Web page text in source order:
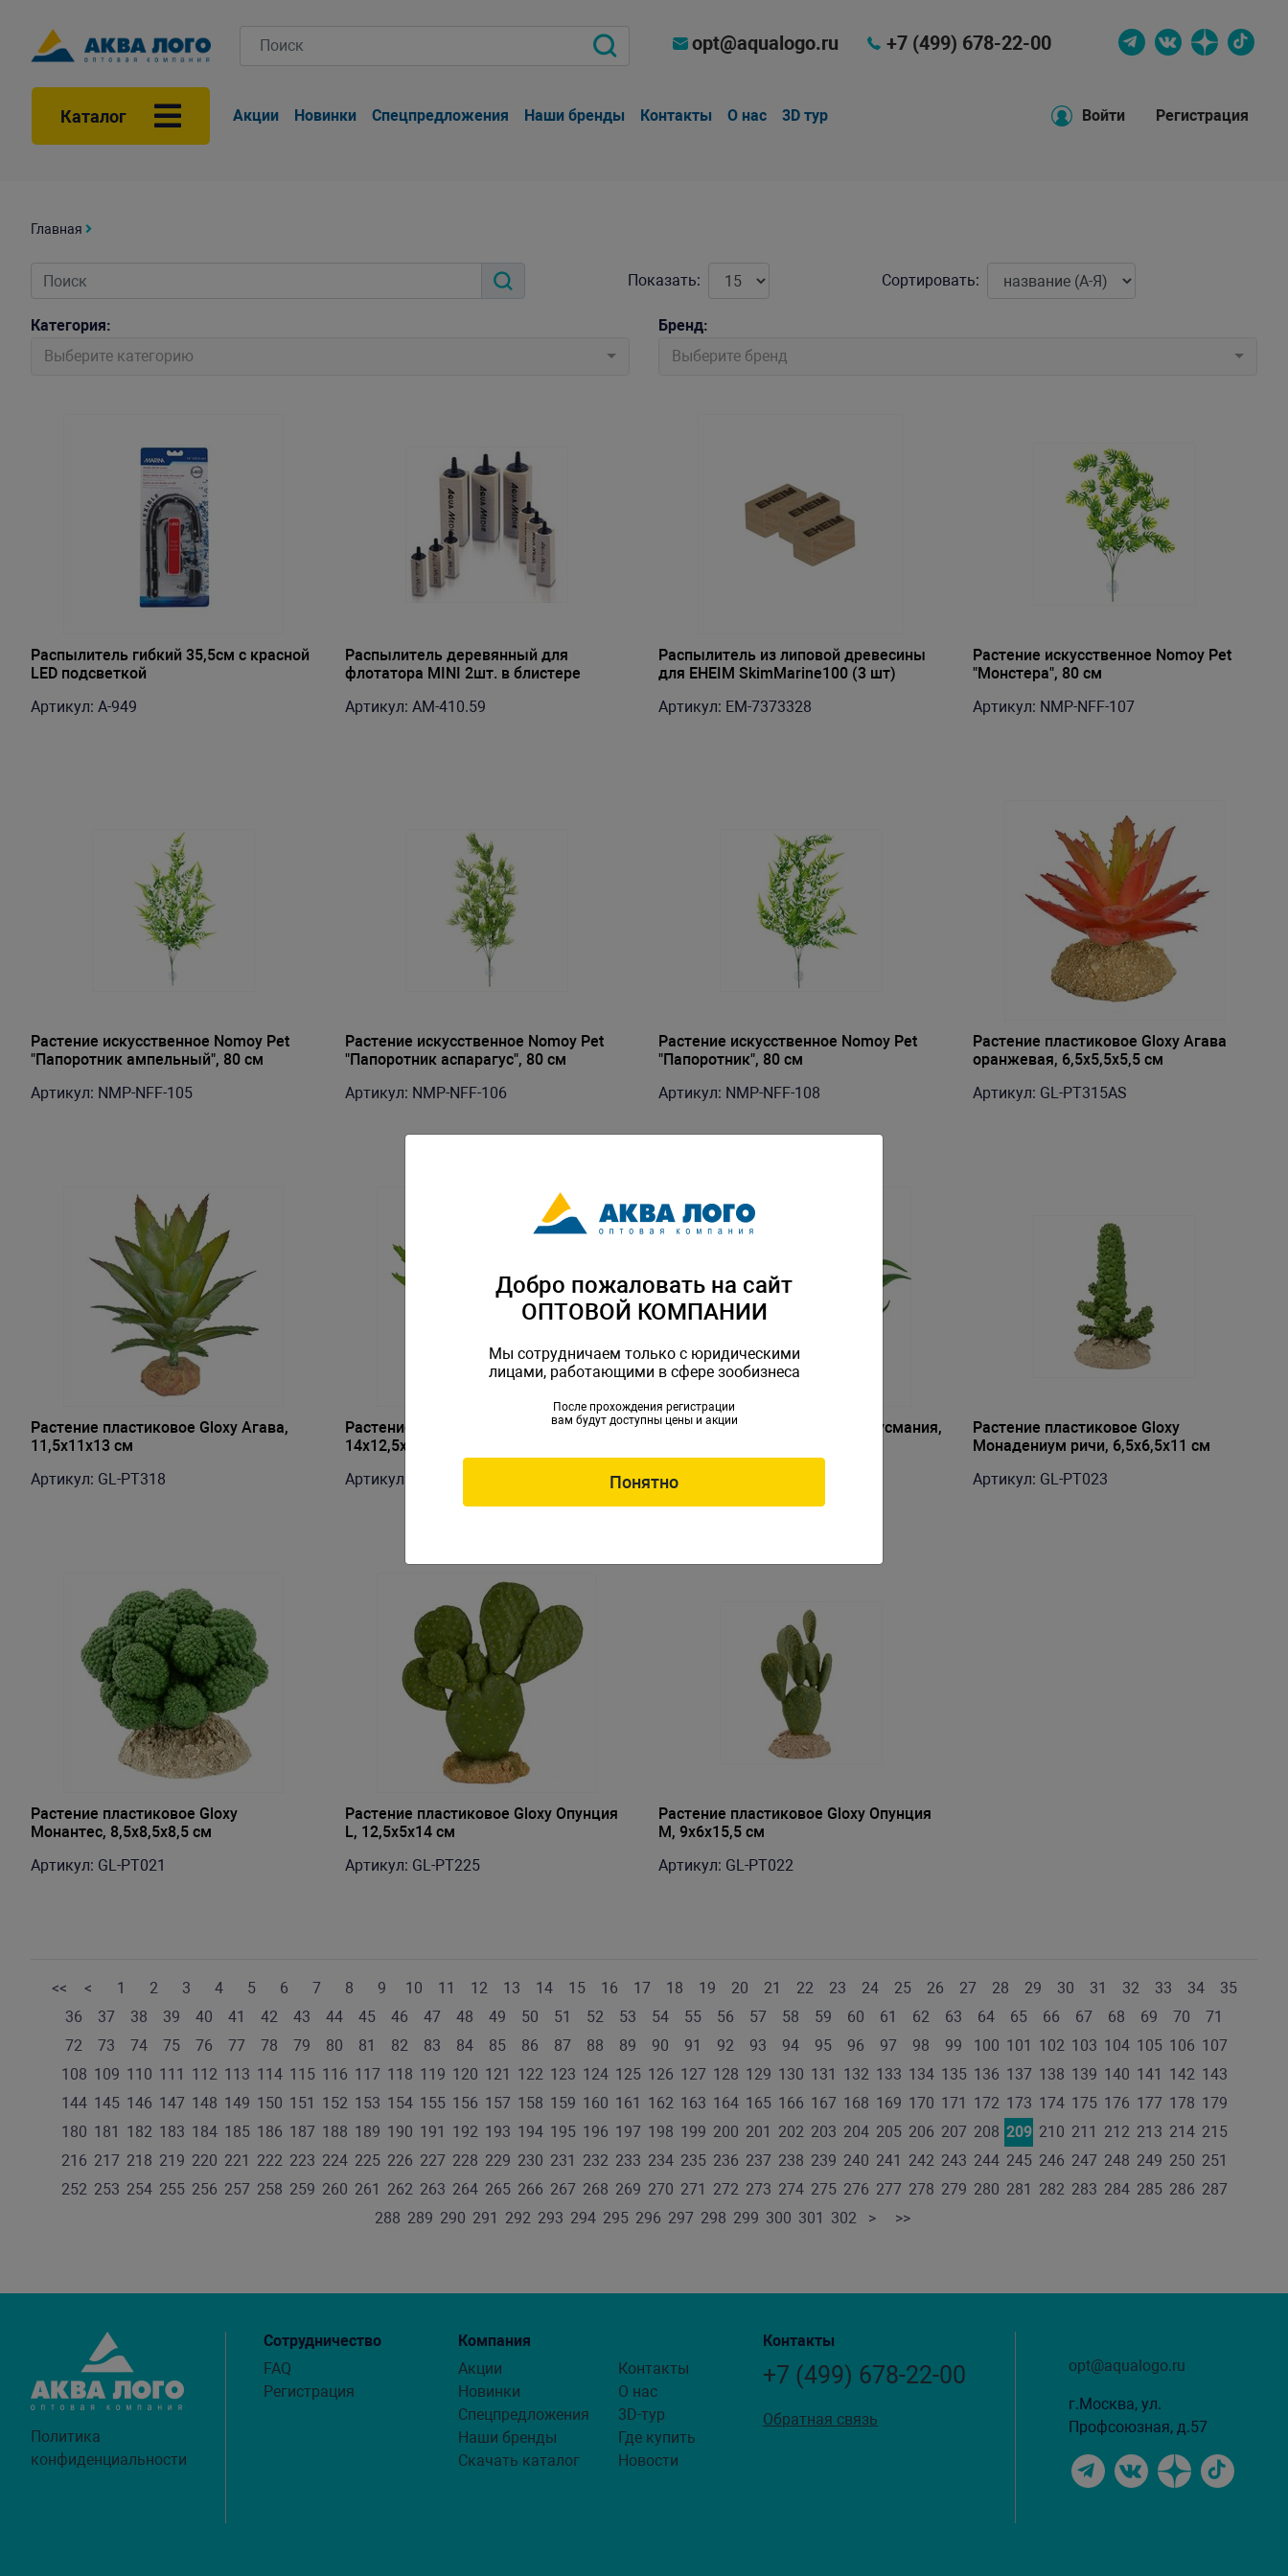
opt@aqualogo.ru +7 (499) 678-22-00
Каталог Акции Новинки Спецпредложения Наши бренды Контакты О нас 3D тур Войти Регистрация
Главная
Показать: Сортировать:
Категория:
Выберите категорию
Бренд:
Выберите бренд
Распылитель гибкий 35,5см с красной
LED подсветкой
Артикул: A-949
Распылитель деревянный для
флотатора MINI 2шт. в блистере
Артикул: AM-410.59
Распылитель из липовой древесины
для EHEIM SkimMarine100 (3 шт)
Артикул: EM-7373328
Растение искусственное Nomoy Pet
"Монстера", 80 см
Артикул: NMP-NFF-107
Растение искусственное Nomoy Pet
"Папоротник ампельный", 80 см
Артикул: NMP-NFF-105
Растение искусственное Nomoy Pet
"Папоротник аспарагус", 80 см
Артикул: NMP-NFF-106
Растение искусственное Nomoy Pet
"Папоротник", 80 см
Артикул: NMP-NFF-108
Растение пластиковое Gloxy Агава
оранжевая, 6,5х5,5х5,5 см
Артикул: GL-PT315AS
Растение пластиковое Gloxy Агава,
11,5х11х13 см
Артикул: GL-PT318
Растение пластиковое Gloxy Алоэ,
14х12,5х12 см
Артикул: GL-PT320
Растение пластиковое Gloxy Гусмания,
Артикул: GL-PT314
Растение пластиковое Gloxy
Монадениум ричи, 6,5х6,5х11 см
Артикул: GL-PT023
Растение пластиковое Gloxy
Монантес, 8,5х8,5х8,5 см
Артикул: GL-PT021
Растение пластиковое Gloxy Опунция
L, 12,5х5х14 см
Артикул: GL-PT225
Растение пластиковое Gloxy Опунция
M, 9х6х15,5 см
Артикул: GL-PT022
<< < 1 2 3 4 5 6 7 8 9 10 11 12 13 14 15 16 17 18 19 20 21 22 23 24 25 26 27 28 29 30 31 32 33 34
35
36
37 38 39 40 41 42 43 44 45 46 47 48 49 50 51 52 53 54 55 56 57 58 59 60 61 62 63 64 65 66 67 68 69 70
71
72
73 74 75 76 77 78 79 80 81 82 83 84 85 86 87 88 89 90 91 92 93 94 95 96 97 98 99 100 101 102 103 104 105 106 107
108 109 110 111 112 113 114 115 116 117 118 119 120 121 122 123 124 125 126 127 128 129 130 131 132 133 134 135 136 137 138 139 140 141 142 143
144 145 146 147 148 149 150 151 152 153 154 155 156 157 158 159 160 161 162 163 164 165 166 167 168 169 170 171 172 173 174 175 176 177 178 179
180 181 182 183 184 185 186 187 188 189 190 191 192 193 194 195 196 197 198 199 200 201 202 203 204 205 206 207 208 209 210 211 212 213 214 215
216 217 218 219 220 221 222 223 224 225 226 227 228 229 230 231 232 233 234 235 236 237 238 239 240 241 242 243 244 245 246 247 248 249 250 251
252 253 254 255 256 257 258 259 260 261 262 263 264 265 266 267 268 269 270 271 272 273 274 275 276 277 278 279 280 281 282 283 284 285 286 287
288 289 290 291 292 293 294 295 296 297 298 299 300 301 302 > >>
Политика
конфиденциальности
Сотрудничество
FAQ
Регистрация
Компания
Акции
Новинки
Спецпредложения
Наши бренды
Скачать каталог
Контакты
О нас
3D-тур
Где купить
Новости
Контакты
+7 (499) 678-22-00
Обратная связь
opt@aqualogo.ru
г.Москва, ул.
Профсоюзная, д.57
Добро пожаловать на сайт
ОПТОВОЙ КОМПАНИИ
Мы сотрудничаем только с юридическими
лицами, работающими в сфере зообизнеса
После прохождения регистрации
вам будут доступны цены и акции
Понятно